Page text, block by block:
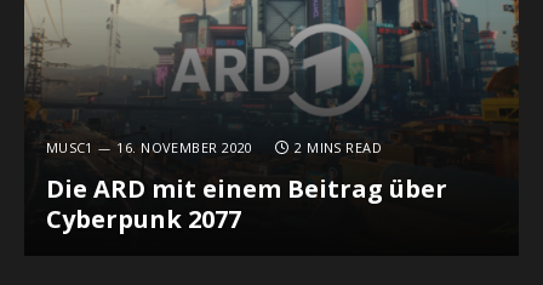
MUSC1 16. NOVEMBER 2020 2 MINS READ
Die ARD mit einem Beitrag über
Cyberpunk 2077